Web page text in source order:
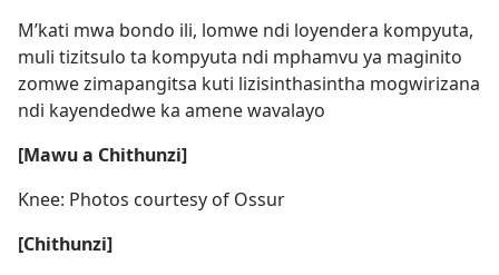
M’kati mwa bondo ili, lomwe ndi loyendera kompyuta,
muli tizitsulo ta kompyuta ndi mphamvu ya maginito
zomwe zimapangitsa kuti lizisinthasintha mogwirizana
ndi kayendedwe ka amene wavalayo
[Mawu a Chithunzi]
Knee: Photos courtesy of Ossur
[Chithunzi]